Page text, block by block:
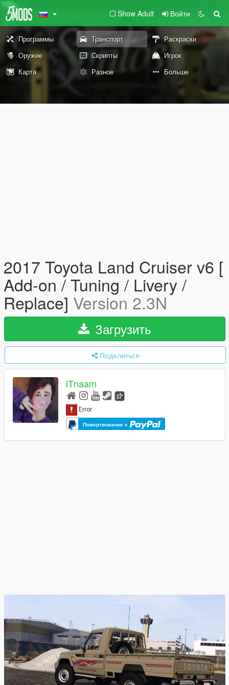
Show Adult Войти
Программы Транспорт
Раскраски
Оружие
Скрипты
Игрок
Карта
Разное Больше
2017 Toyota Land Cruiser v6 [
Add-on / Tuning / Livery /
Replace] Version 2.3N
Загрузить
Поделиться
iTnaam
Пожертвование с